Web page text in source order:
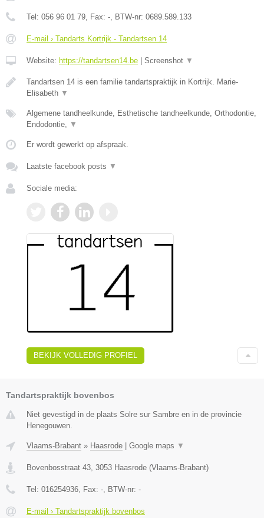
Tel: 056 96 01 79, Fax: -, BTW-nr: 0689.589.133
E-mail › Tandarts Kortrijk - Tandartsen 14
Website: https://tandartsen14.be Screenshot ▼
Tandartsen 14 is een familie tandartspraktijk in Kortrijk. Marie-
Elisabeth ▼
Algemene tandheelkunde, Esthetische tandheelkunde, Orthodontie,
Endodontie, ▼
Er wordt gewerkt op afspraak.
Laatste facebook posts ▼
Sociale media:
BEKIJK VOLLEDIG PROFIEL
Tandartspraktijk bovenbos
Niet gevestigd in de plaats Solre sur Sambre en in de provincie
Henegouwen.
Vlaams-Brabant » Haasrode | Google maps ▼
Bovenbosstraat 43 3053 Haasrode (Vlaams-Brabant)
Tel: 016254936 , Fax: - , BTW-nr: -
E-mail › Tandartspraktijk bovenbos